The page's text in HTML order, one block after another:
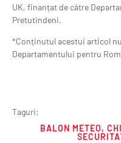
UK, finanțat de către
Pretutindeni.
*Conținutul acestui articol
Departamentului pentru
Taguri:
BALON METEO,